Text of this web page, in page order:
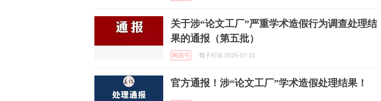
关于涉“论文工厂”严重学术造假行为调查处理结
果的通报（第五批）
网易号 魏子柠说 2026-07-31
官方通报！涉“论文工厂”学术造假处理结果！